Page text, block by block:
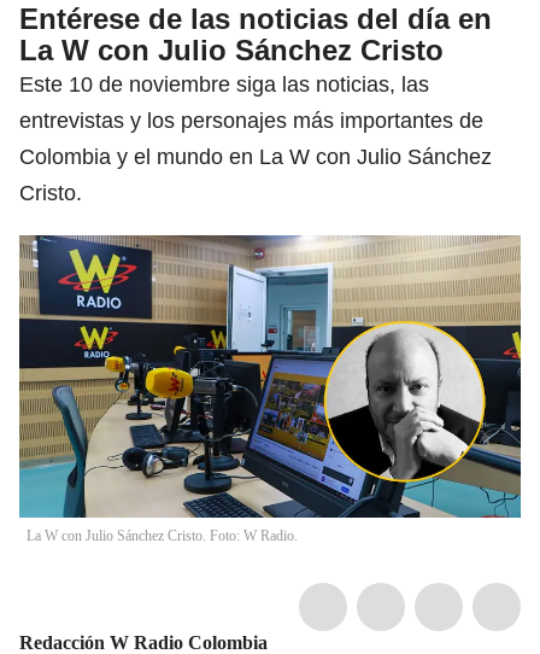
Entérese de las noticias del día en
La W con Julio Sánchez Cristo
Este 10 de noviembre siga las noticias, las
entrevistas y los personajes más importantes de
Colombia y el mundo en La W con Julio Sánchez
Cristo.
La W con Julio Sánchez Cristo. Foto: W Radio.
Redacción W Radio Colombia